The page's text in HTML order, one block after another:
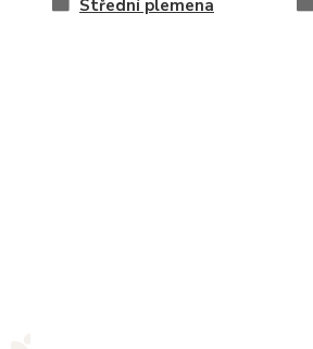
Střední plemena